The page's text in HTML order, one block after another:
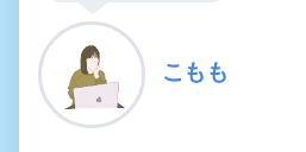
こもも